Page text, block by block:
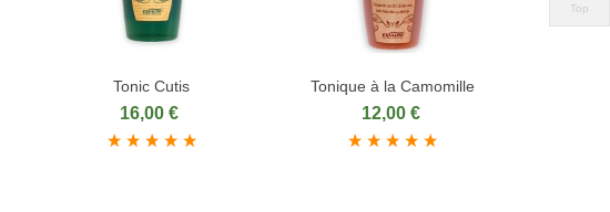
Ajouter au panier
Tonic Cutis
16,00 €
Ajouter au panier
Tonique à la Camomille
12,00 €
Top